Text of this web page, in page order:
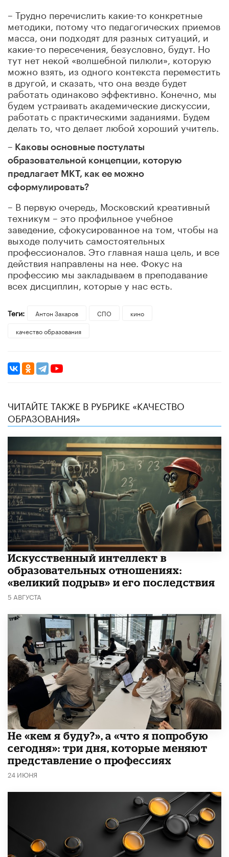
– Трудно перечислить какие-то конкретные
методики, потому что педагогических приемов
масса, они подходят для разных ситуаций, и
какие-то пересечения, безусловно, будут. Но
тут нет некой «волшебной пилюли», которую
можно взять, из одного контекста переместить
в другой, и сказать, что она везде будет
работать одинаково эффективно. Конечно, мы
будем устраивать академические дискуссии,
работать с практическими заданиями. Будем
делать то, что делает любой хороший учитель.
– Каковы основные постулаты
образовательной концепции, которую
предлагает МКТ, как ее можно
сформулировать?
– В первую очередь, Московский креативный
техникум – это профильное учебное
заведение, сфокусированное на том, чтобы на
выходе получить самостоятельных
профессионалов. Это главная наша цель, и все
действия направлены на нее. Фокус на
профессию мы закладываем в преподавание
всех дисциплин, которые у нас есть.
Теги: Антон Захаров СПО
кино
качество образования
ЧИТАЙТЕ ТАКЖЕ В РУБРИКЕ «КАЧЕСТВО
ОБРАЗОВАНИЯ»
​Искусственный интеллект в
образовательных отношениях:
«великий подрыв» и его последствия
5 АВГУСТА
Не «кем я буду?», а «что я попробую
сегодня»: три дня, которые меняют
представление о профессиях
24 ИЮНЯ